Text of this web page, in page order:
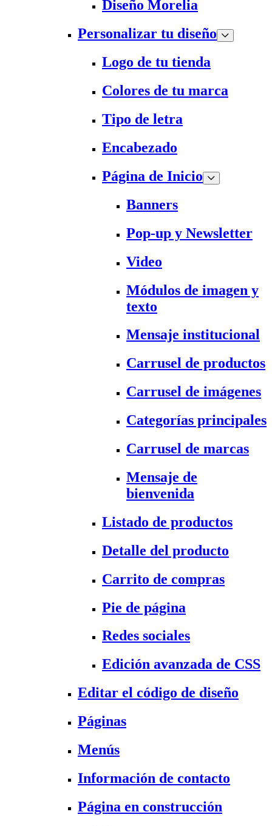
Diseño Morelia
Personalizar tu diseño
Logo de tu tienda
Colores de tu marca
Tipo de letra
Encabezado
Página de Inicio
Banners
Pop-up y Newsletter
Video
Módulos de imagen y
texto
Mensaje institucional
Carrusel de productos
Carrusel de imágenes
Categorías principales
Carrusel de marcas
Mensaje de
bienvenida
Listado de productos
Detalle del producto
Carrito de compras
Pie de página
Redes sociales
Edición avanzada de CSS
Editar el código de diseño
Páginas
Menús
Información de contacto
Página en construcción